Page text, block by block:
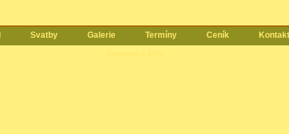
Svatby Galerie Termíny Ceník Kontakt